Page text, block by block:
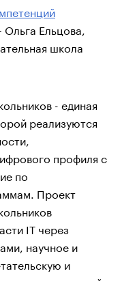
Ольга Ельцова,
школа
- единая
реализуются
профиля с
по
Проект
IT через
научное и
и